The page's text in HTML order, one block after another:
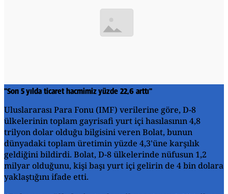
"Son 5 yılda ticaret hacmimiz yüzde 22,6 arttı"
Uluslararası Para Fonu (IMF) verilerine göre, D-8
ülkelerinin toplam gayrisafi yurt içi hasılasının 4,8
trilyon dolar olduğu bilgisini veren Bolat, bunun
dünyadaki toplam üretimin yüzde 4,3'üne karşılık
geldiğini bildirdi. Bolat, D-8 ülkelerinde nüfusun 1,2
milyar olduğunu, kişi başı yurt içi gelirin de 4 bin dolara
yaklaştığını ifade etti.